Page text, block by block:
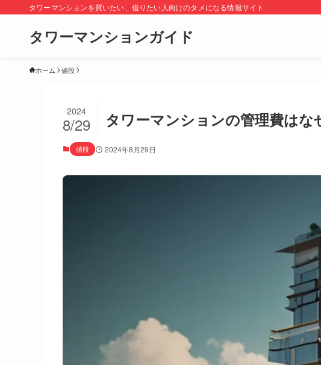
タワーマンションを買いたい、借りたい人向けのタメになる情報サイト
タワーマンションガイド
ホーム 値段
タワーマンションの管理費はな
2024
8/29
値段 2024年8月29日